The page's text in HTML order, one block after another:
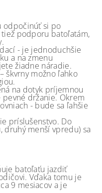
odpočinúť si po
podporu batoľatám,
- je jednoduchšie
a na zmenu
žiadne náradie.
škvrny možno ľahko
na dotyk príjemnou
držanie. Okrem
- bude sa ľahšie
príslušenstvo. Do
druhý menší vpredu) sa
batoľaťu jazdiť
Vďaka tomu je
9 mesiacov a je